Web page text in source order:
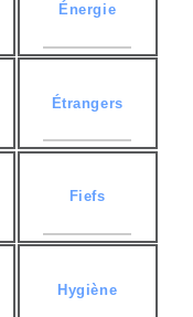
Énergie
Étrangers
Fiefs
Hygiène